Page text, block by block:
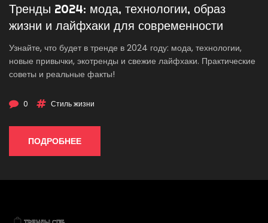
Тренды 2024: мода, технологии, образ
жизни и лайфхаки для современности
Узнайте, что будет в тренде в 2024 году: мода, технологии,
новые привычки, экотренды и свежие лайфхаки. Практические
советы и реальные факты!
0 Стиль жизни
ПОДРОБНЕЕ